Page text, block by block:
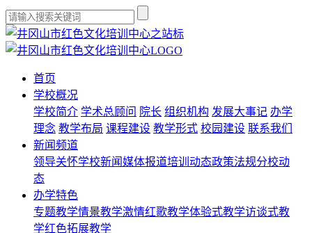
首页
学校概况
学校简介 学术总顾问 院长 组织机构 发展大事记 办学
理念 教学布局 课程建设 教学形式 校园建设 联系我们
新闻频道
领导关怀学校新闻媒体报道培训动态政策法规分校动
态
办学特色
专题教学情景教学激情红歌教学体验式教学访谈式教
学红色拓展教学